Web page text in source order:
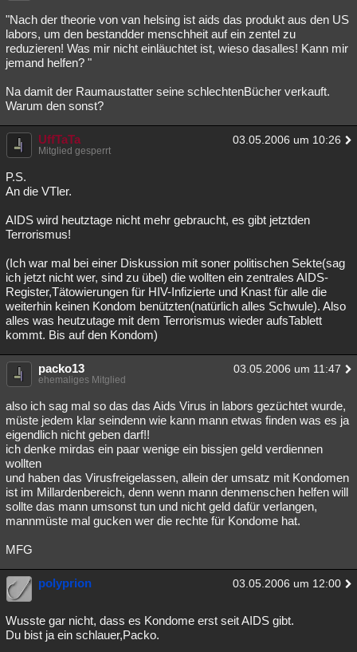
"Nach der theorie von van helsing ist aids das produkt aus den US
labors, um den bestandder menschheit auf ein zentel zu
reduzieren! Was mir nicht einläuchtet ist, wieso dasalles! Kann mir
jemand helfen? "
Na damit der Raumaustatter seine schlechtenBücher verkauft.
Warum den sonst?
UffTaTa 03.05.2006 um 10:26
Mitglied gesperrt
P.S.
An die VTler.
AIDS wird heutztage nicht mehr gebraucht, es gibt jetztden
Terrorismus!
(Ich war mal bei einer Diskussion mit soner politischen Sekte(sag
ich jetzt nicht wer, sind zu übel) die wollten ein zentrales AIDS-
Register,Tätowierungen für HIV-Infizierte und Knast für alle die
weiterhin keinen Kondom benützten(natürlich alles Schwule). Also
alles was heutzutage mit dem Terrorismus wieder aufsTablett
kommt. Bis auf den Kondom)
packo13 03.05.2006 um 11:47
ehemaliges Mitglied
also ich sag mal so das das Aids Virus in labors gezüchtet wurde,
müste jedem klar seindenn wie kann mann etwas finden was es ja
eigendlich nicht geben darf!!
ich denke mirdas ein paar wenige ein bissjen geld verdiennen
wollten
und haben das Virusfreigelassen, allein der umsatz mit Kondomen
ist im Millardenbereich, denn wenn mann denmenschen helfen will
sollte das mann umsonst tun und nicht geld dafür verlangen,
mannmüste mal gucken wer die rechte für Kondome hat.
MFG
polyprion 03.05.2006 um 12:00
Wusste gar nicht, dass es Kondome erst seit AIDS gibt.
Du bist ja ein schlauer,Packo.